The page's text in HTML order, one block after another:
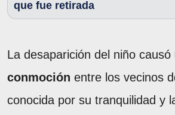
que fue retirada
La desaparición del niño causó
conmoción entre los vecinos
conocida por su tranquilidad y